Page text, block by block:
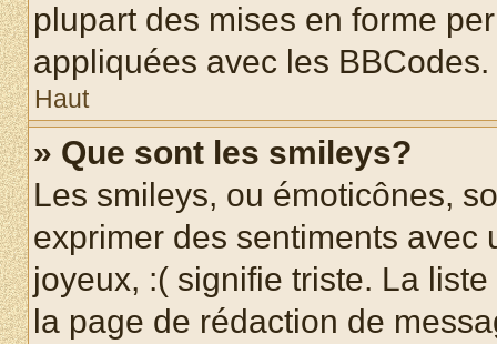
plupart des mises en forme
appliquées avec les BBCodes.
Haut
» Que sont les smileys?
Les smileys, ou émoticônes,
exprimer des sentiments avec
joyeux, :( signifie triste. La
la page de rédaction de